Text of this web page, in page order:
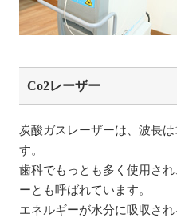
Co2レーザー
炭酸ガスレーザーは、波長
す。
歯科でもっとも多く使用さ
ーとも呼ばれています。
エネルギーが水分に吸収さ